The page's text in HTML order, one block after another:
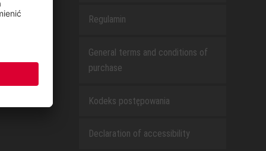
Regulamin
General terms and conditions of
purchase
Kodeks postępowania
Declaration of accessibility